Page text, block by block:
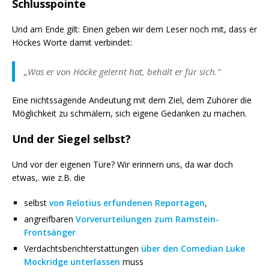
Schlusspointe
Und am Ende gilt: Einen geben wir dem Leser noch mit, dass er
Höckes Worte damit verbindet:
„Was er von Höcke gelernt hat, behält er für sich.“
Eine nichtssagende Andeutung mit dem Ziel, dem Zuhörer die
Möglichkeit zu schmälern, sich eigene Gedanken zu machen.
Und der Siegel selbst?
Und vor der eigenen Türe? Wir erinnern uns, da war doch
etwas,. wie z.B. die
selbst von Relotius erfundenen Reportagen,
angreifbaren Vorverurteilungen zum Ramstein-
Frontsänger
Verdachtsberichterstattungen über den Comedian Luke
Mockridge unterlassen muss